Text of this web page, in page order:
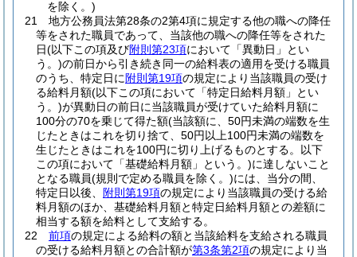
を除く。)
21
地方公務員法第28条の2第4項に規定する他の職への降任
等をされた職員であって、当該他の職への降任等をされた
日(以下この項及び附則第23項において「異動日」とい
う。)の前日から引き続き同一の給料表の適用を受ける職員
のうち、特定日に 附則第19項の規定により当該職員の受け
る給料月額(以下この項において「特定日給料月額」とい
う。)が異動日の前日に当該職員が受けていた給料月額に
100分の70を乗じて得た額(当該額に、50円未満の端数を生
じたときはこれを切り捨て、50円以上100円未満の端数を
生じたときはこれを100円に切り上げるものとする。以下
この項において「基礎給料月額」という。)に達しないこと
となる職員(規則で定める職員を除く。)には、当分の間、
特定日以後、
附則第19項の規定により当該職員の受ける給
料月額のほか、基礎給料月額と特定日給料月額との差額に
相当する額を給料として支給する。
22
前項の規定による給料の額と当該給料を支給される職員
の受ける給料月額との合計額が第3条第2項の規定により当